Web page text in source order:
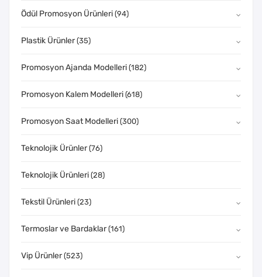
Ödül Promosyon Ürünleri (94)
Plastik Ürünler (35)
Promosyon Ajanda Modelleri (182)
Promosyon Kalem Modelleri (618)
Promosyon Saat Modelleri (300)
Teknolojik Ürünler (76)
Teknolojik Ürünleri (28)
Tekstil Ürünleri (23)
Termoslar ve Bardaklar (161)
Vip Ürünler (523)